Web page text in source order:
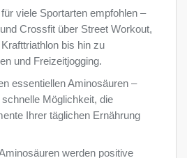
viele Sportarten empfohlen –
Crossfit über Street Workout,
Krafttriathlon bis hin zu
und Freizeitjogging.
essentiellen Aminosäuren –
Möglichkeit, die
Ihrer täglichen Ernährung
werden positive